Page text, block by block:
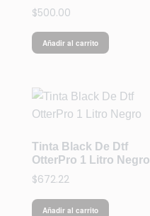
$500.00
Añadir al carrito
Tinta Black De Dtf
OtterPro 1 Litro Negro
$672.22
Añadir al carrito